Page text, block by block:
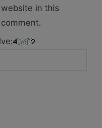
in this